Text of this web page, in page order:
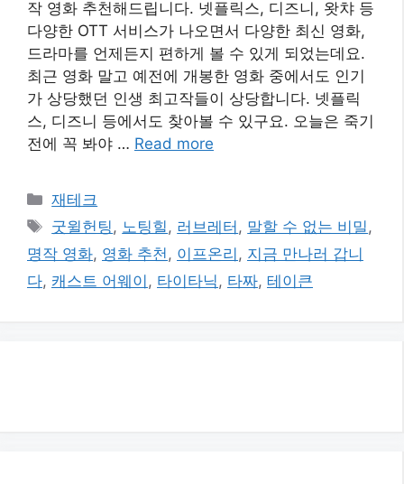
작 영화 추천해드립니다. 넷플릭스, 디즈니, 왓챠 등
다양한 OTT 서비스가 나오면서 다양한 최신 영화,
드라마를 언제든지 편하게 볼 수 있게 되었는데요.
최근 영화 말고 예전에 개봉한 영화 중에서도 인기
가 상당했던 인생 최고작들이 상당합니다. 넷플릭
스, 디즈니 등에서도 찾아볼 수 있구요. 오늘은 죽기
전에 꼭 봐야 … Read more
카
테
고
리
재테크
태
그
굿윌헌팅 , 노팅힐 , 러브레터 , 말할 수 없는 비밀 ,
명작 영화, 영화 추천 , 이프온리 , 지금 만나러 갑니
다, 캐스트 어웨이 , 타이타닉 , 타짜, 테이큰